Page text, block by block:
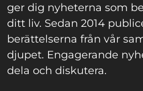
ger dig nyheterna som
ditt liv. Sedan 2014
berättelserna från vår
djupet. Engagerande
dela och diskutera.